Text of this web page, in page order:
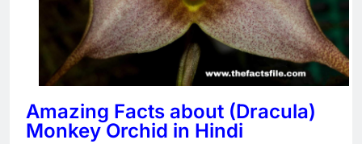
Amazing Facts about (Dracula)
Monkey Orchid in Hindi